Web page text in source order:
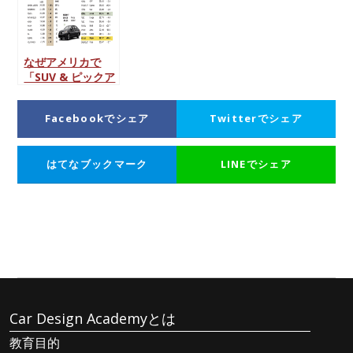
なぜアメリカで
「SUV & ピックア
にせまってみた
Facebookでシェア Twitterでシェア
はてなブックマーク LINEでシェア
Car Design Academyとは
教育目的